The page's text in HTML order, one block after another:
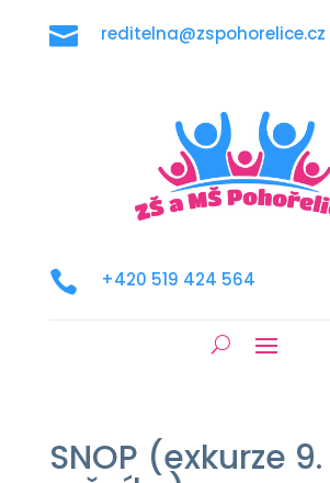
 reditelna@zspohorelice.cz
 +420 519 424 564
SNOP (exkurze 9.